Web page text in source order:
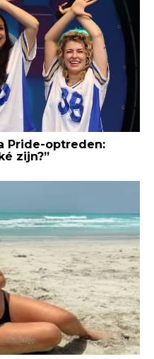
Pride-optreden:
zijn?”